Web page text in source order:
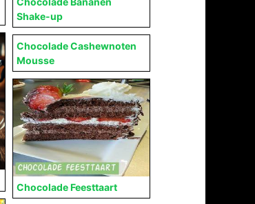
Shake-up
Chocolade Cashewnoten
Mousse
Chocolade Feesttaart